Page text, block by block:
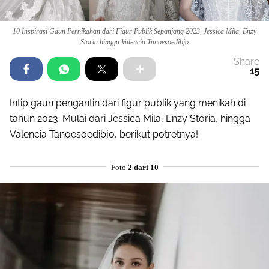
10 Inspirasi Gaun Pernikahan dari Figur Publik Sepanjang 2023, Jessica Mila, Enzy
Storia hingga Valencia Tanoesoedibjo
Share
15
Intip gaun pengantin dari figur publik yang menikah di
tahun 2023. Mulai dari Jessica Mila, Enzy Storia, hingga
Valencia Tanoesoedibjo, berikut potretnya!
Foto 2 dari 10